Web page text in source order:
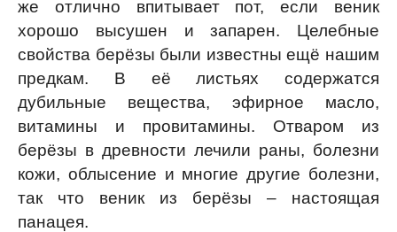
же отлично впитывает пот, если веник
хорошо высушен и запарен. Целебные
свойства берёзы были известны ещё нашим
предкам. В её листьях содержатся
дубильные вещества, эфирное масло,
витамины и провитамины. Отваром из
берёзы в древности лечили раны, болезни
кожи, облысение и многие другие болезни,
так что веник из берёзы – настоящая
панацея.